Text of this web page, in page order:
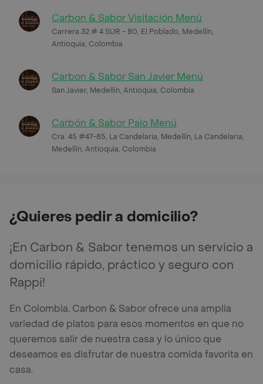
Carbon & Sabor Visitación Menú
Carrera 32 # 4 SUR - 80, El Poblado, Medellín,
Antioquia, Colombia
Carbon & Sabor San Javier Menú
San Javier, Medellín, Antioquia, Colombia
Carbón & Sabor Palo Menú
Cra. 45 #47-85, La Candelaria, Medellín, La Candelaria,
Medellín, Antioquia, Colombia
¿Quieres pedir a domicilio?
¡En Carbon & Sabor tenemos un servicio a
domicilio rápido, práctico y seguro con
Rappi!
En Colombia, Carbon & Sabor ofrece una amplia
variedad de platos para esos momentos en que no
queremos salir de nuestra casa y lo único que
deseamos es disfrutar de nuestra comida favorita en
casa.